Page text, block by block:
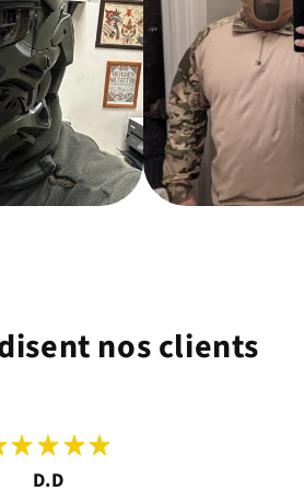
nos clients
D.D